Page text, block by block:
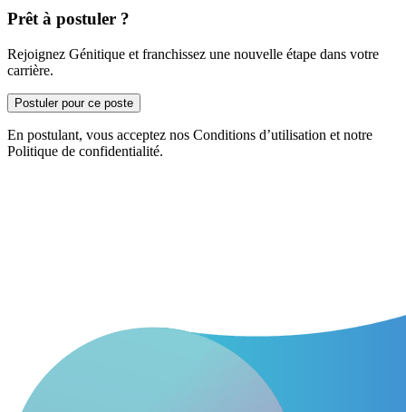
Prêt à postuler ?
Rejoignez Génitique et franchissez une nouvelle étape dans votre
carrière.
Postuler pour ce poste
En postulant, vous acceptez nos Conditions d’utilisation et notre
Politique de confidentialité.